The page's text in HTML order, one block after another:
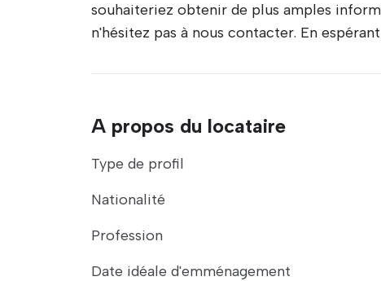
souhaiteriez obtenir de plus amples
n'hésitez pas à nous contacter. En
A propos du locataire
Type de profil
Nationalité
Profession
Date idéale d'emménagement